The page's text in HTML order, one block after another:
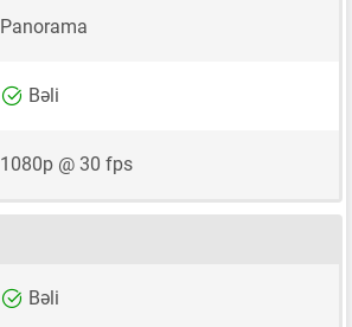
Panorama
Bəli
1080p @ 30 fps
Bəli